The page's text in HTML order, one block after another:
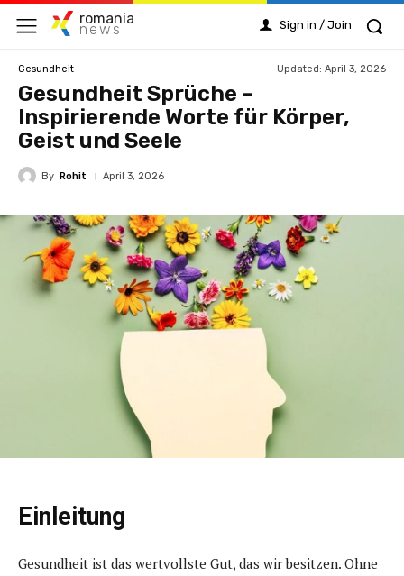
romania
news Sign in / Join
Gesundheit Updated: April 3, 2026
Gesundheit Sprüche –
Inspirierende Worte für Körper,
Geist und Seele
By Rohit April 3, 2026
Einleitung
Gesundheit ist das wertvollste Gut, das wir besitzen. Ohne